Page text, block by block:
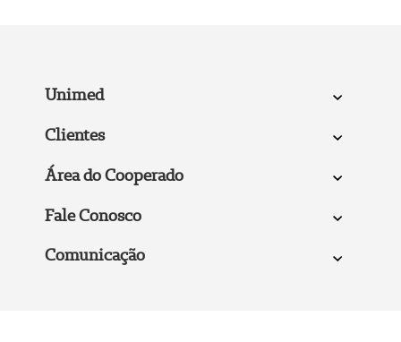
Unimed
Clientes
Área do Cooperado
Fale Conosco
Comunicação